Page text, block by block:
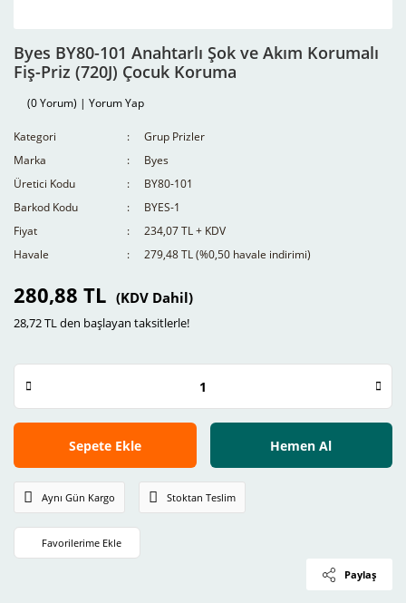
Byes BY80-101 Anahtarlı Şok ve Akım Korumalı
Fiş-Priz (720J) Çocuk Koruma
(0 Yorum) | Yorum Yap
Kategori
Grup Prizler
Marka
Byes
Üretici Kodu
BY80-101
Barkod Kodu
BYES-1
Fiyat
234,07 TL + KDV
Havale
279,48 TL (%0,50 havale indirimi)
280,88 TL (KDV Dahil)
28,72 TL den başlayan taksitlerle!
Sepete Ekle Hemen Al
Aynı Gün Kargo Stoktan Teslim
Paylaş